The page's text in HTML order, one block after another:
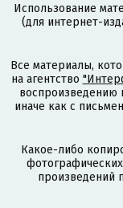
Использование
(для интернет-
Все материалы,
на агентство
иначе как с
Какое-либо
произведений